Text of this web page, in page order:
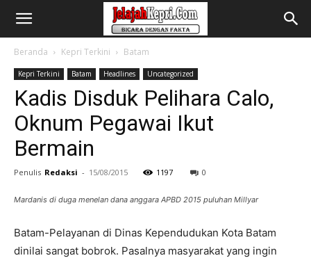
Beranda Kepri Terkini Batam
Kepri Terkini Batam Headlines Uncategorized
Kadis Disduk Pelihara Calo,
Oknum Pegawai Ikut
Bermain
Penulis Redaksi - 15/08/2015 1197 0
Mardanis di duga menelan dana anggara APBD 2015 puluhan Millyar
Batam-Pelayanan di Dinas Kependudukan Kota Batam
dinilai sangat bobrok. Pasalnya masyarakat yang ingin